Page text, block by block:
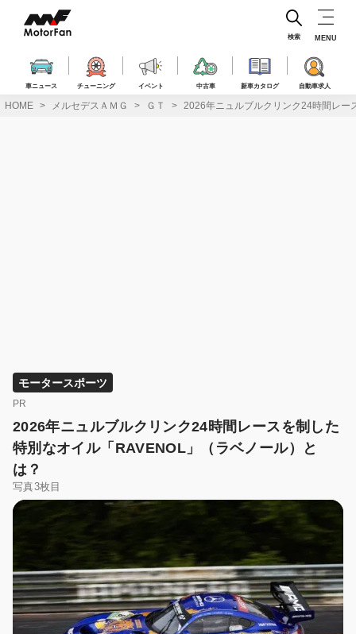
ス
車ニュース チューニング イベント 中古車 新車カタログ 自動車求人
検索 MENU
HOME メルセデスＡＭＧ ＧＴ 2026年ニュルブルクリンク24時間レー
モータースポーツ
PR
2026年ニュルブルクリンク24時間レースを制した
特別なオイル「RAVENOL」（ラベノール）と
は？
写真3枚目